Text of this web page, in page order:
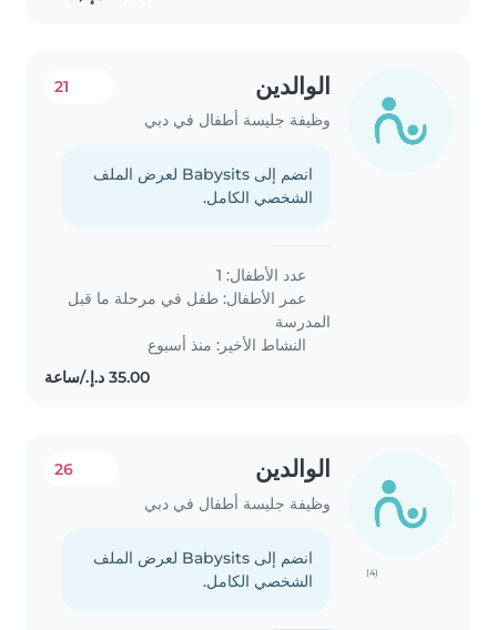
الوالدين
وظيفة جليسة أطفال في دبي
21
انضم إلى Babysits لعرض الملف
الشخصي الكامل.
عدد الأطفال: 1
عمر الأطفال: طفل في مرحلة ما قبل
المدرسة
النشاط الأخير: منذ أسبوع
(4)
الوالدين
وظيفة جليسة أطفال في دبي
26
انضم إلى Babysits لعرض الملف
الشخصي الكامل.